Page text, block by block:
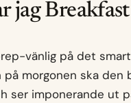
jag
vänlig på det
morgonen ska
ser imponerande ut